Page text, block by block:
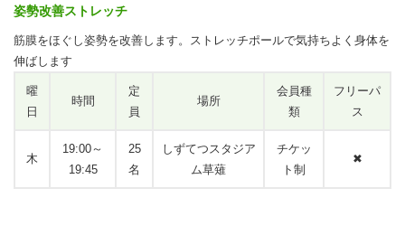
姿勢改善ストレッチ
筋膜をほぐし姿勢を改善します。ストレッチポールで気持ちよく身体を
伸ばします
曜
日
時間
定
員
場所
会員種
類
フリーパ
ス
木
19:00～
19:45
25
名
しずてつスタジア
ム草薙
チケッ
ト制
✖